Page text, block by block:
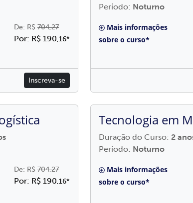
De: R$ 704,27
Por: R$ 190,16*
Inscreva-se
Período: Noturno
Mais informações
sobre o curso*
De: R$ 704,27
Por: R$ 190,16*
Tecnologia em
Duração do Curso: 2
Período: Noturno
Mais informações
sobre o curso*